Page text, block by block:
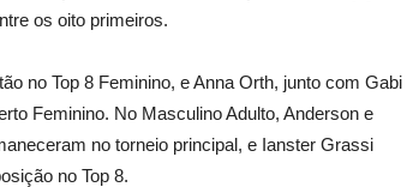
os oito primeiros.
no Top 8 Feminino, e Anna Orth, junto com Gabi
Feminino. No Masculino Adulto, Anderson e
no torneio principal, e Ianster Grassi
no Top 8.